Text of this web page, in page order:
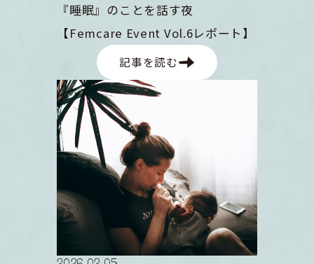
『睡眠』のことを話す夜
【Femcare Event Vol.6レポート】
記事を読む